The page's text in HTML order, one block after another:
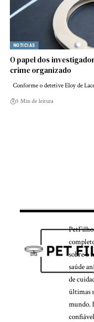
NOTICIAS
O papel dos
crime organizado
Conforme o detetive Eloy de
5 Min de leitura
sobre o
saúde
de
últimas
mundo.